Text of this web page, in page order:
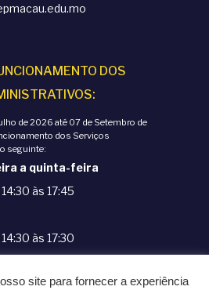
DOS
de 2026 até 07 de Setembro de
dos Serviços
seguinte:
a quinta-feira
às 17:45
às 17:30
site para fornecer a experiência